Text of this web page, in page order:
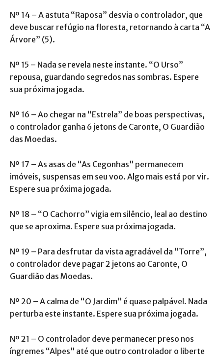
Nº 14 – A astuta “Raposa” desvia o controlador, que
deve buscar refúgio na floresta, retornando à carta “A
Árvore” (5).
Nº 15 – Nada se revela neste instante. “O Urso”
repousa, guardando segredos nas sombras. Espere
sua próxima jogada.
Nº 16 – Ao chegar na “Estrela” de boas perspectivas,
o controlador ganha 6 jetons de Caronte, O Guardião
das Moedas.
Nº 17 – As asas de “As Cegonhas” permanecem
imóveis, suspensas em seu voo. Algo mais está por vir.
Espere sua próxima jogada.
Nº 18 – “O Cachorro” vigia em silêncio, leal ao destino
que se aproxima. Espere sua próxima jogada.
Nº 19 – Para desfrutar da vista agradável da “Torre”,
o controlador deve pagar 2 jetons ao Caronte, O
Guardião das Moedas.
Nº 20 – A calma de “O Jardim” é quase palpável. Nada
perturba este instante. Espere sua próxima jogada.
Nº 21 – O controlador deve permanecer preso nos
íngremes “Alpes” até que outro controlador o liberte